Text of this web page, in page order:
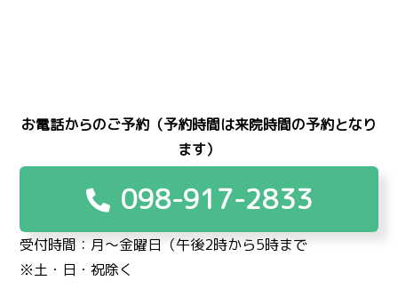
お電話からのご予約（予約時間は来院時間の予約となり
ます）
098-917-2833
受付時間：月〜金曜日（午後2時から5時まで
※土・日・祝除く